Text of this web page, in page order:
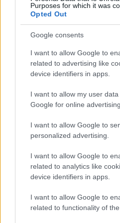
Purposes for which it was
Opted Out
Google consents
I want to allow Google to
related to advertising like
device identifiers in apps.
I want to allow my user
Google for online
I want to allow Google to
personalized advertising.
I want to allow Google to
related to analytics like
device identifiers in apps.
I want to allow Google to
related to functionality of
vezetésével egyes arab
nemzetközi fellépést
szemben, hogy az
változtasson
politikáján, addig az
országok ennél jóval
Az Európai Unió pedig
Államok Irán-ellenes
konferencia
tekintetében uniós
Washington azzal
finanszírozza a
térség